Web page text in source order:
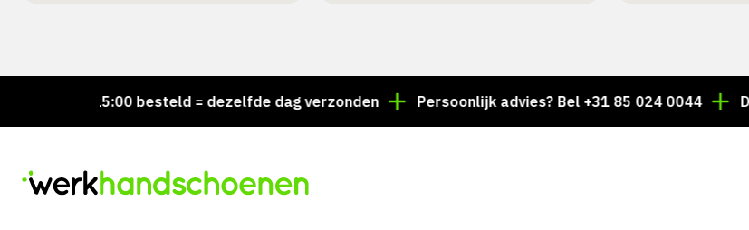
Voor 15:00 besteld = dezelfde dag verzonden Persoonlijk advies? Bel +31 85 024 0044